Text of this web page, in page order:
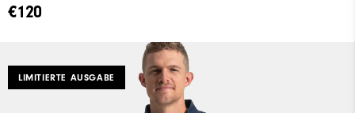
€120
LIMITIERTE AUSGABE